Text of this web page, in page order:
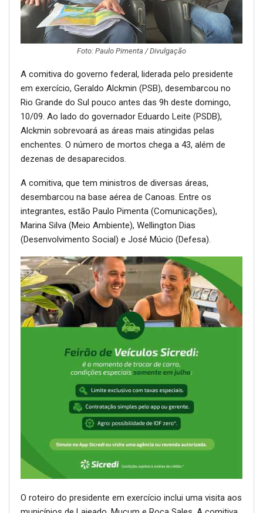
Foto: Paulo Pimenta / Divulgação
A comitiva do governo federal, liderada pelo presidente
em exercício, Geraldo Alckmin (PSB), desembarcou no
Rio Grande do Sul pouco antes das 9h deste domingo,
10/09. Ao lado do governador Eduardo Leite (PSDB),
Alckmin sobrevoará as áreas mais atingidas pelas
enchentes. O número de mortos chega a 43, além de
dezenas de desaparecidos.
A comitiva, que tem ministros de diversas áreas,
desembarcou na base aérea de Canoas. Entre os
integrantes, estão Paulo Pimenta (Comunicações),
Marina Silva (Meio Ambiente), Wellington Dias
(Desenvolvimento Social) e José Múcio (Defesa).
O roteiro do presidente em exercício inclui uma visita aos